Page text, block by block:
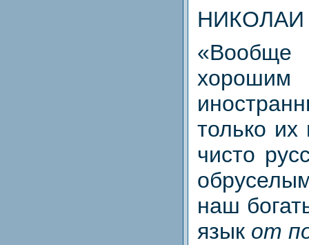
только
чисто
наш
язык от